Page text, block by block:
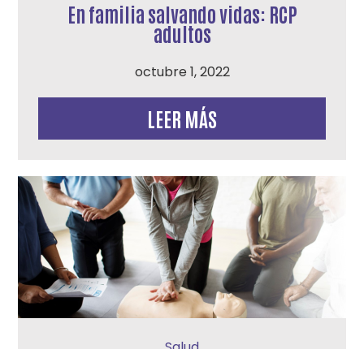
En familia salvando vidas: RCP
adultos
octubre 1, 2022
LEER MÁS